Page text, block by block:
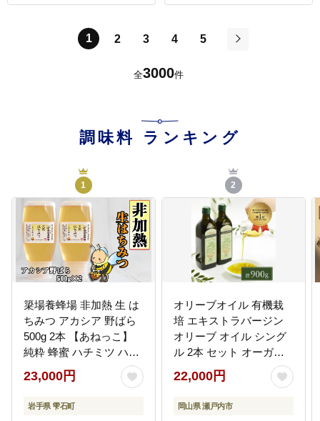
1 2 3 4
5
全3000件
調味料 ランキング
1
簗場養蜂場 非加熱 生 は
ちみつ アカシア 野ばら
500g 2本 【あねっこ】
純粋 蜂蜜 ハチミツ ハニ
ー 1kg 1キロ 国産 国内
産 日本産 使いやすい ボ
トル 長期保存 産地直送
23,000円
岩手県 雫石町
2
オリーブオイル 有機栽
培 エキストラバージン
オリーブ オイル シング
ル 2本 セット オーガニ
ック 調味料 油 オリーブ
油 食用油 ギフト
22,000円
岡山県 瀬戸内市